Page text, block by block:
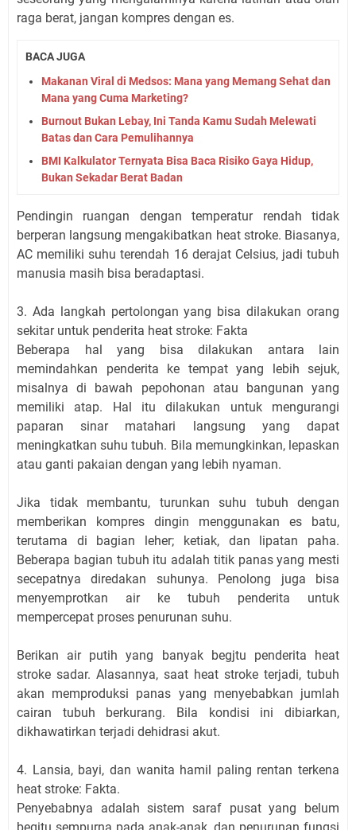
raga berat, jangan kompres dengan es.
BACA JUGA
Makanan Viral di Medsos: Mana yang Memang Sehat dan
Mana yang Cuma Marketing?
Burnout Bukan Lebay, Ini Tanda Kamu Sudah Melewati
Batas dan Cara Pemulihannya
BMI Kalkulator Ternyata Bisa Baca Risiko Gaya Hidup,
Bukan Sekadar Berat Badan
Pendingin ruangan dengan temperatur rendah tidak
berperan langsung mengakibatkan heat stroke. Biasanya,
AC memiliki suhu terendah 16 derajat Celsius, jadi tubuh
manusia masih bisa beradaptasi.
3. Ada langkah pertolongan yang bisa dilakukan orang
sekitar untuk penderita heat stroke: Fakta
Beberapa hal yang bisa dilakukan antara lain
memindahkan penderita ke tempat yang lebih sejuk,
misalnya di bawah pepohonan atau bangunan yang
memiliki atap. Hal itu dilakukan untuk mengurangi
paparan sinar matahari langsung yang dapat
meningkatkan suhu tubuh. Bila memungkinkan, lepaskan
atau ganti pakaian dengan yang lebih nyaman.
Jika tidak membantu, turunkan suhu tubuh dengan
memberikan kompres dingin menggunakan es batu,
terutama di bagian leher; ketiak, dan lipatan paha.
Beberapa bagian tubuh itu adalah titik panas yang mesti
secepatnya diredakan suhunya. Penolong juga bisa
menyemprotkan air ke tubuh penderita untuk
mempercepat proses penurunan suhu.
Berikan air putih yang banyak begjtu penderita heat
stroke sadar. Alasannya, saat heat stroke terjadi, tubuh
akan memproduksi panas yang menyebabkan jumlah
cairan tubuh berkurang. Bila kondisi ini dibiarkan,
dikhawatirkan terjadi dehidrasi akut.
4. Lansia, bayi, dan wanita hamil paling rentan terkena
heat stroke: Fakta.
Penyebabnya adalah sistem saraf pusat yang belum
begitu sempurna pada anak-anak, dan penurunan fungsi